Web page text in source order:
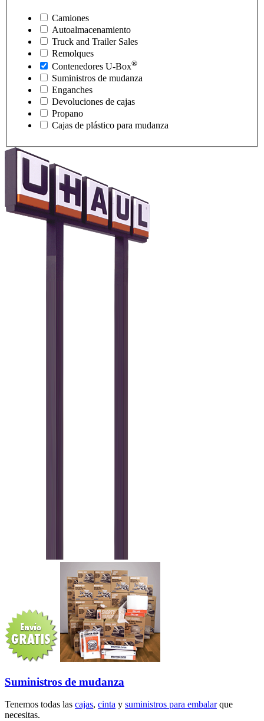
Camiones
Autoalmacenamiento
Truck and Trailer Sales
Remolques
Contenedores U-Box®
Suministros de mudanza
Enganches
Devoluciones de cajas
Propano
Cajas de plástico para mudanza
Suministros de mudanza
Tenemos todas las cajas, cinta y suministros para embalarque
necesitas.